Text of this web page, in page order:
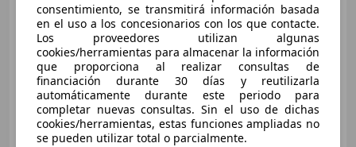
€ 18.475
Súper oferta
05/2018 145.896 km Diésel 140 kW (190 CV)
consentimiento, se transmitirá información basada
en el uso a los concesionarios con los que contacte.
Los proveedores utilizan algunas
cookies/herramientas para almacenar la información
que proporciona al realizar consultas de
financiación durante 30 días y reutilizarla
automáticamente durante este periodo para
completar nuevas consultas. Sin el uso de dichas
cookies/herramientas, estas funciones ampliadas no
se pueden utilizar total o parcialmente.